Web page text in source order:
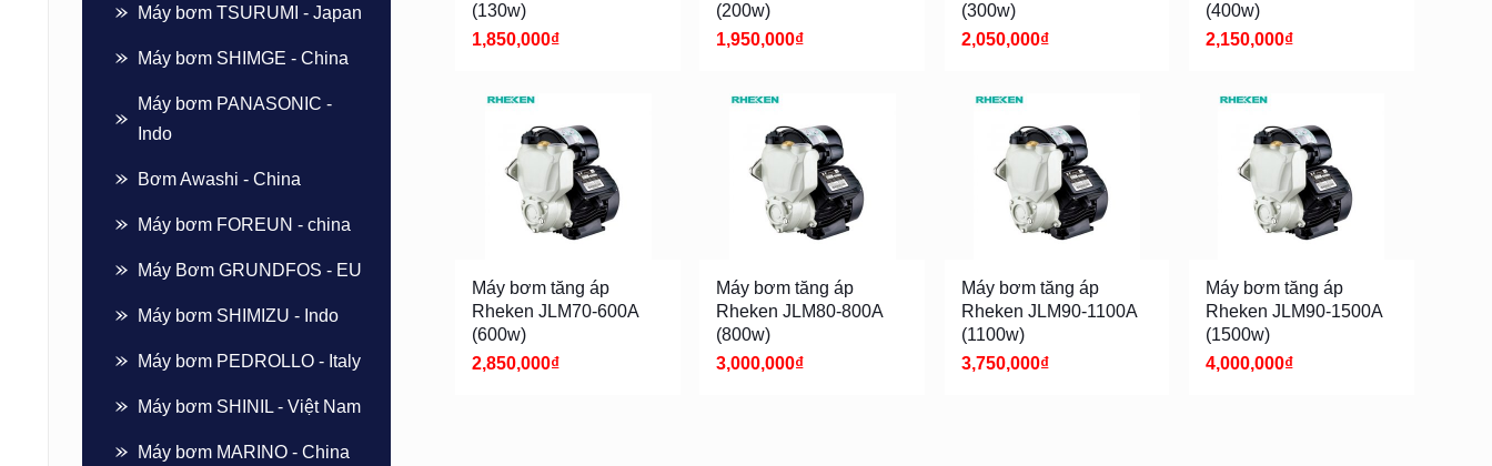
(130w)
1,850,000₫
(200w)
1,950,000₫
(300w)
2,050,000₫
(400w)
2,150,000₫
Máy bơm tăng áp
Rheken JLM70-600A
(600w)
2,850,000₫
Máy bơm tăng áp
Rheken JLM80-800A
(800w)
3,000,000₫
Máy bơm tăng áp
Rheken JLM90-1100A
(1100w)
3,750,000₫
Máy bơm tăng áp
Rheken JLM90-1500A
(1500w)
4,000,000₫
Máy bơm TSURUMI - Japan
Máy bơm SHIMGE - China
Máy bơm PANASONIC -
Indo
Bơm Awashi - China
Máy bơm FOREUN - china
Máy Bơm GRUNDFOS - EU
Máy bơm SHIMIZU - Indo
Máy bơm PEDROLLO - Italy
Máy bơm SHINIL - Việt Nam
Máy bơm MARINO - China